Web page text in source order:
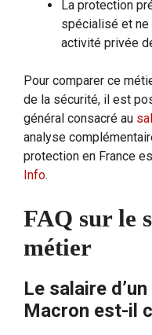
La protection
spécialisé et ne
activité privée
Pour comparer ce
de la sécurité, il est
général consacré au
analyse
protection en France
Info.
FAQ sur le
métier
Le salaire
Macron est-il